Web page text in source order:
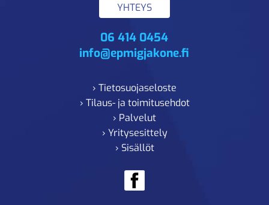
YHTEYS
06 414 0454
info@epmigjakone.fi
› Tietosuojaseloste
› Tilaus- ja toimitusehdot
› Palvelut
› Yritysesittely
› Sisällöt